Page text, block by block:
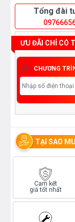
Tổng đài
ƯU ĐÃI CHỈ CÓ
CHƯƠNG
TẠI SAO
Cam kết
giá tốt nhất